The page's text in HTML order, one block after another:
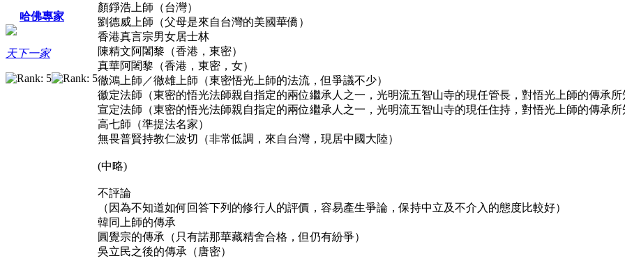
哈佛專家
天下一家
顏錚浩上師（台灣）
劉德威上師（父母是來自台灣的美國華僑）
香港真言宗男女居士林
陳精文阿闍黎（香港，東密）
真華阿闍黎（香港，東密，女）
徹鴻上師／徹雄上師（東密悟光上師的法流，但爭議不少）
徽定法師（東密的悟光法師親自指定的兩位繼承人之一，光明流五智山寺的現任管長，對悟光上師的傳承所
宣定法師（東密的悟光法師親自指定的兩位繼承人之一，光明流五智山寺的現任住持，對悟光上師的傳承所
高七師（準提法名家）
無畏普賢持教仁波切（非常低調，來自台灣，現居中國大陸）
(中略)
不評論
（因為不知道如何回答下列的修行人的評價，容易產生爭論，保持中立及不介入的態度比較好）
韓同上師的傳承
圓覺宗的傳承（只有諾那華藏精舍合格，但仍有紛爭）
吳立民之後的傳承（唐密）